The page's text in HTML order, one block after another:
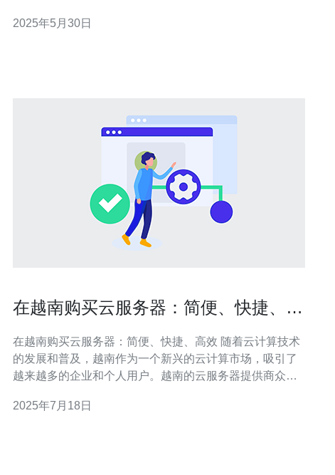
择。 越南服务器以其稳定可靠而闻名。越南的互联网基础
2025年5月30日
在越南购买云服务器：简便、快捷、高
在越南购买云服务器：简便、快捷、高效 随着云计算技术
的发展和普及，越南作为一个新兴的云计算市场，吸引了
越来越多的企业和个人用户。越南的云服务器提供商众
择。 在越南购买云服务器，用户只需几个简单的步骤即可
2025年7月18日